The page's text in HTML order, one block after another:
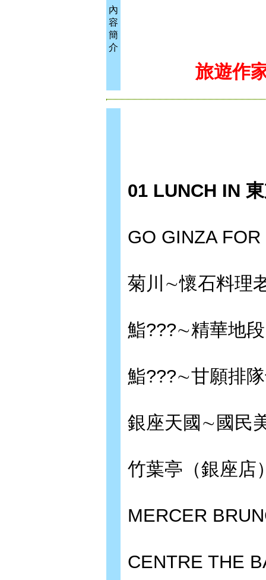
內
容
簡
介
旅遊作
01 LUNCH IN
GO GINZA
菊川∼懷石料理
鮨???∼精華地
鮨???∼甘願排
銀座天國∼國民
竹葉亭（銀座店
MERCER
CENTRE THE